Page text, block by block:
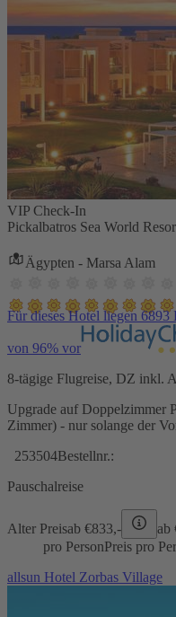
VIP Check-In
Pickalbatros Sea World
Ägypten - Marsa Alam
Für dieses Hotel liegen
von 96% vor
8-tägige Flugreise, DZ inkl.
Upgrade auf Doppelzimmer
Zimmer) - nur solange der
253504Bestellnr.:
Pauschalreise
Alter Preisab €833,- ab
pro PersonPreis pro
allsun Hotel Zorbas Village